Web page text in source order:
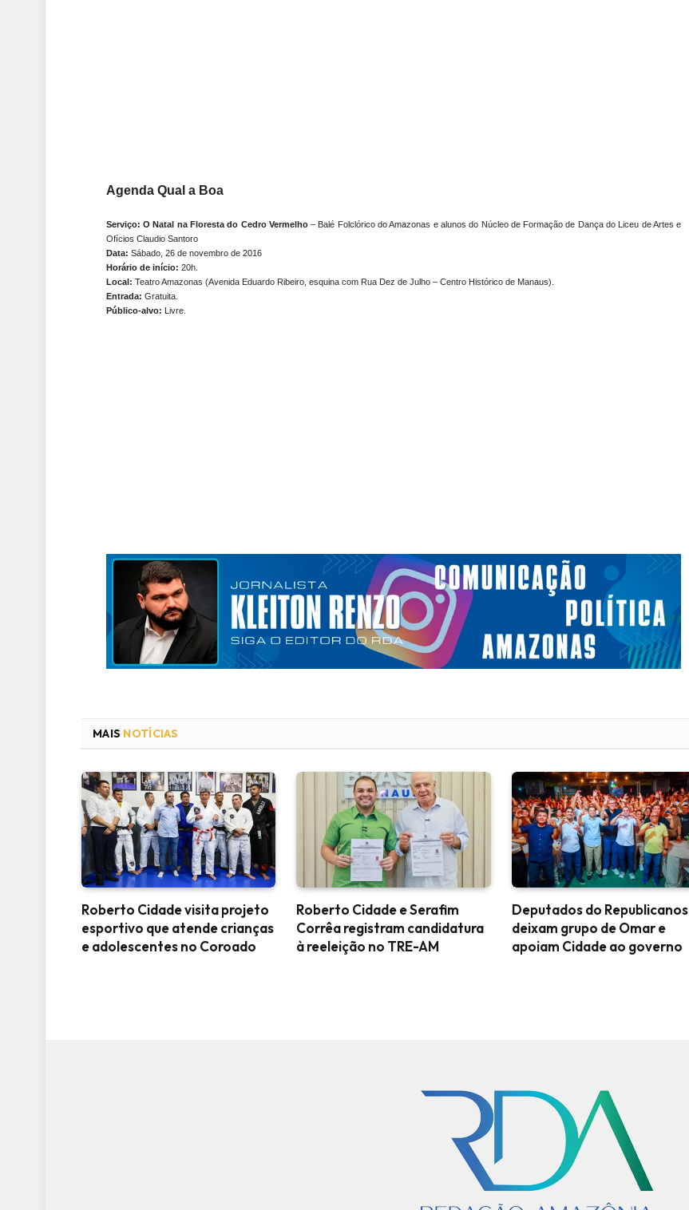
Agenda Qual a Boa
Serviço: O Natal na Floresta do Cedro Vermelho– Balé Folclórico do Amazonas e alunos do Núcleo de Formação de Dança do Liceu de Artes e
Ofícios Claudio Santoro
Data: Sábado, 26 de novembro de 2016
Horário de início: 20h.
Local: Teatro Amazonas (Avenida Eduardo Ribeiro, esquina com Rua Dez de Julho – Centro Histórico de Manaus).
Entrada: Gratuita.
Público-alvo: Livre.
MAIS NOTÍCIAS
Roberto Cidade visita projeto
esportivo que atende crianças
e adolescentes no Coroado
Roberto Cidade e Serafim
Corrêa registram candidatura
à reeleição no TRE-AM
Deputados do Republicanos
deixam grupo de Omar e
apoiam Cidade ao governo